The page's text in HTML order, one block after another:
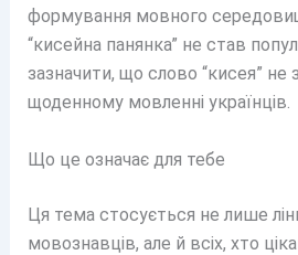
формування мовного
“кисейна панянка” не став
зазначити, що слово “кисея” не
щоденному мовленні українців.
Що це означає для тебе
Ця тема стосується не лише
мовознавців, але й всіх, хто